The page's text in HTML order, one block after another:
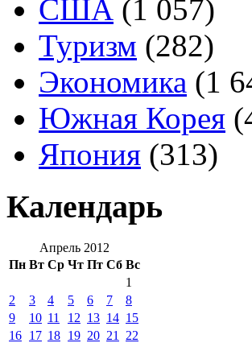
США (1 057)
Туризм (282)
Экономика (1
Южная Корея
Япония (313)
Календарь
Апрель 2012
Пн Вт Ср Чт Пт Сб Вс
1
2
3 4 5 6 7
8
9
10 11 12 13 14 15
16 17 18 19 20 21
22